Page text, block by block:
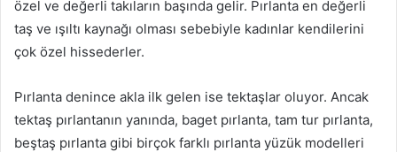
özel ve değerli takıların başında gelir. Pırlanta en değerli
taş ve ışıltı kaynağı olması sebebiyle kadınlar kendilerini
çok özel hissederler.
Pırlanta denince akla ilk gelen ise tektaşlar oluyor. Ancak
tektaş pırlantanın yanında, baget pırlanta, tam tur pırlanta,
beştaş pırlanta gibi birçok farklı pırlanta yüzük modelleri